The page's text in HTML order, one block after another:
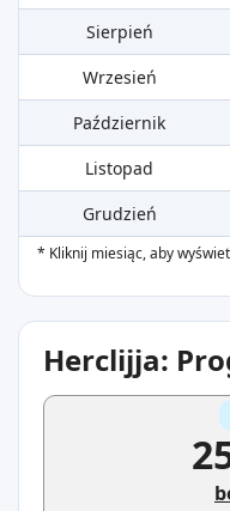
Sierpień
Wrzesień
Październik
Listopad
Grudzień
* Kliknij miesiąc, aby
Herclijja: